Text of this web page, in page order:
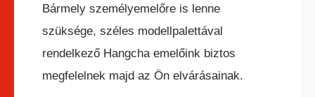
HC ÖNJÁRÓ OLLÓS
SZEMÉLYEMELŐ
Bármely személyemelőre is lenne
szüksége, széles modellpalettával
rendelkező Hangcha emelőink biztos
megfelelnek majd az Ön elvárásainak.